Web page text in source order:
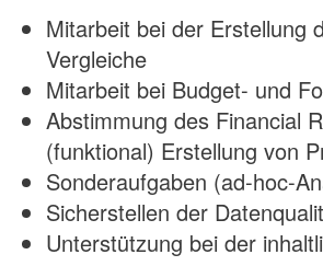
Mitarbeit bei der Erstellung
Vergleiche
Mitarbeit bei Budget- und
Abstimmung des Financial
(funktional) Erstellung von
Sonderaufgaben (ad-hoc-
Sicherstellen der
Unterstützung bei der